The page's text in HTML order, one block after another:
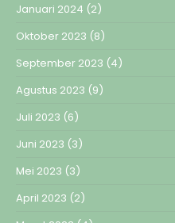
Januari 2024 (2)
Oktober 2023 (8)
September 2023 (4)
Agustus 2023 (9)
Juli 2023 (6)
Juni 2023 (3)
Mei 2023 (3)
April 2023 (2)